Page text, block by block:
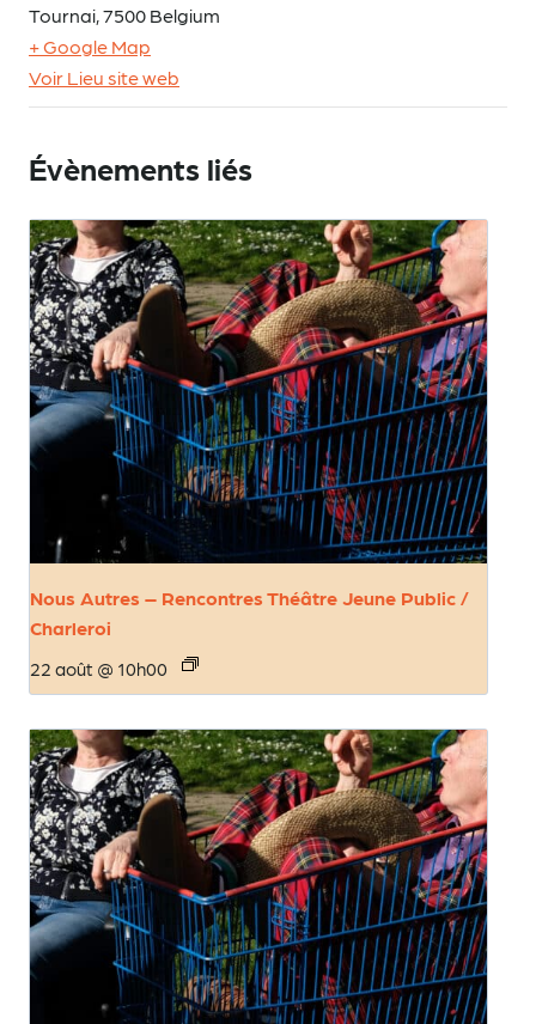
Tournai,7500 Belgium
+ Google Map
Voir Lieu site web
Évènements liés
Nous Autres – Rencontres Théâtre Jeune Public /
Charleroi
22 août @ 10h00